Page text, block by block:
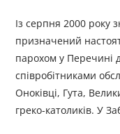
Із серпня 2000 року
призначений
парохом у Перечині
співробітниками
Оноківці, Гута,
греко-католиків. У